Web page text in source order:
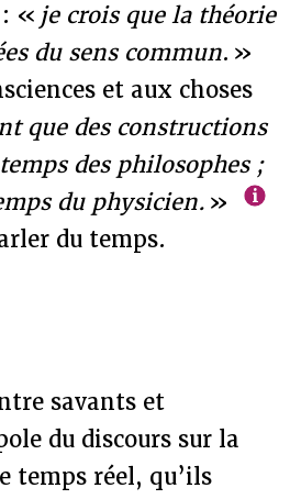
: « je crois que la théorie
du sens commun. »
et aux choses
que des constructions
des philosophes ;
du physicien. »
du temps.
savants et
du discours sur la
temps réel, qu’ils